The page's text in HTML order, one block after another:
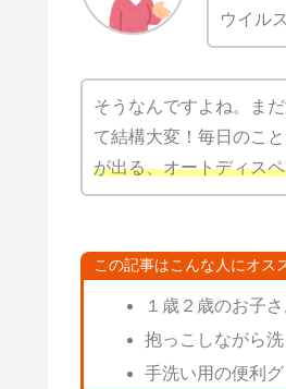
ウイル
そうなんですよね。ま
て結構大変！毎日のこ
が出る、オートディス
この記事はこんな人にオス
１歳２歳のお子
抱っこしながら
手洗い用の便利